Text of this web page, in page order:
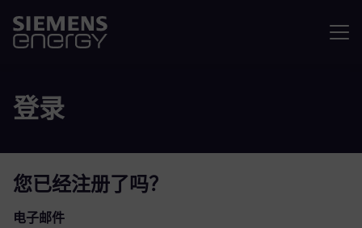
登录
您已经注册了吗？
登录：用户和密码
电子邮件